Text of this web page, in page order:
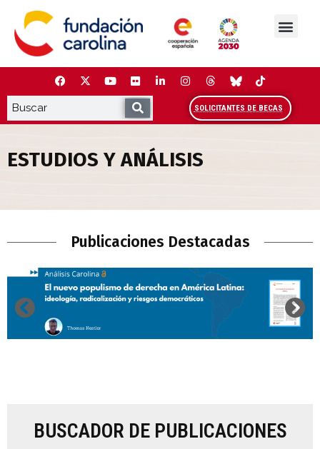
contenido
SOLICITANTES DE BECAS
ESTUDIOS Y ANÁLISIS
Publicaciones Destacadas
BUSCADOR DE PUBLICACIONES